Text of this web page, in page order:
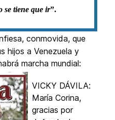
se tiene que ir”.
conmovida, que
hijos a Venezuela y
marcha mundial:
VICKY DÁVILA:
María Corina,
gracias por